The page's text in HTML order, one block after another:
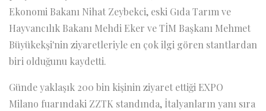
Ekonomi Bakanı Nihat Zeybekci, eski Gıda Tarım ve
Hayvancılık Bakanı Mehdi Eker ve TİM Başkanı Mehmet
Büyükekşi'nin ziyaretleriyle en çok ilgi gören stantlardan
biri olduğunu kaydetti.
Günde yaklaşık 200 bin kişinin ziyaret ettiği EXPO
Milano fuarındaki ZZTK standında, İtalyanların yanı sıra